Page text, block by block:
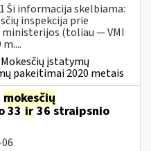
Ši informacija skelbiama:
inspekcija prie
ministerijos (toliau — VMI
Mokesčių įstatymų
pakeitimai 2020 metais
mokesčių
33ir36 straipsnio